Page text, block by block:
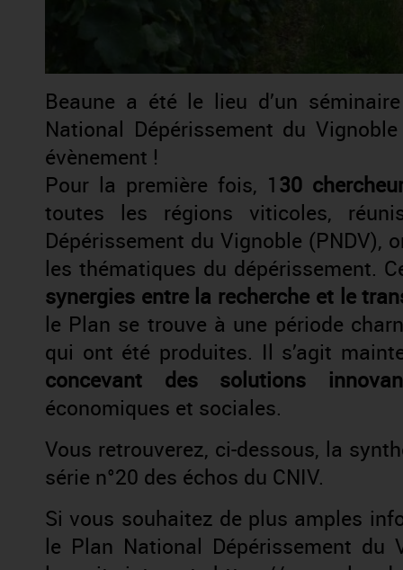
Beaune a été le lieu d’un
National Dépérissement du
évènement !
Pour la première fois, 130
toutes les régions viticoles,
Dépérissement du Vignoble (PNDV),
les thématiques du dépérissement.
synergies entre la recherche et le
le Plan se trouve à une période
qui ont été produites. Il s’agit
concevant des solutions
économiques et sociales.
Vous retrouverez, ci-dessous, la
série n°20 des échos du CNIV.
Si vous souhaitez de plus amples
le Plan National Dépérissement du